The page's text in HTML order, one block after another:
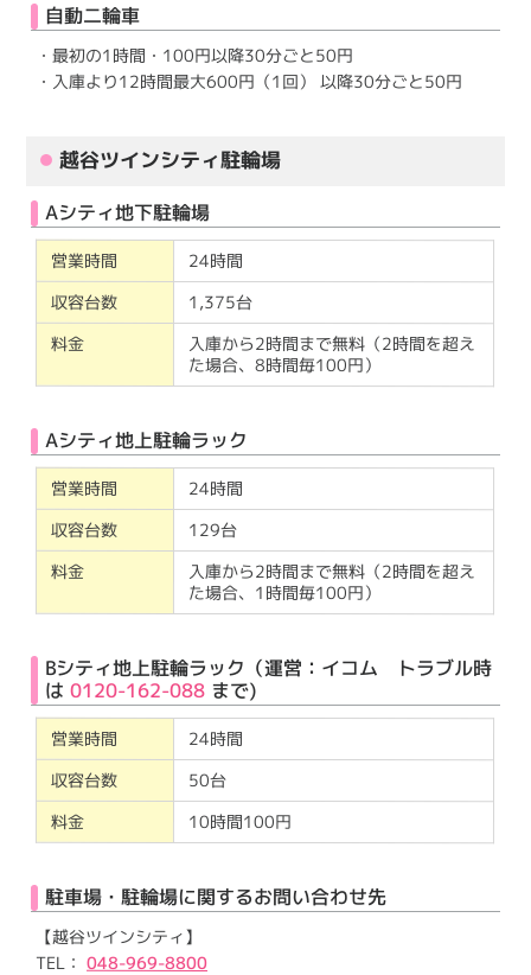
自動二輪車
・最初の1時間・100円以降30分ごと50円
・入庫より12時間最大600円（1回） 以降30分ごと50円
越谷ツインシティ駐輪場
Aシティ地下駐輪場
営業時間 24時間
収容台数 1,375台
料金 入庫から2時間まで無料（2時間を超え
た場合、8時間毎100円）
Aシティ地上駐輪ラック
営業時間 24時間
収容台数 129台
料金 入庫から2時間まで無料（2時間を超え
た場合、1時間毎100円）
Bシティ地上駐輪ラック（運営：イコム トラブル時
は0120-162-088 まで)
営業時間 24時間
収容台数 50台
料金 10時間100円
駐車場・駐輪場に関するお問い合わせ先
【越谷ツインシティ】
TEL：048-969-8800